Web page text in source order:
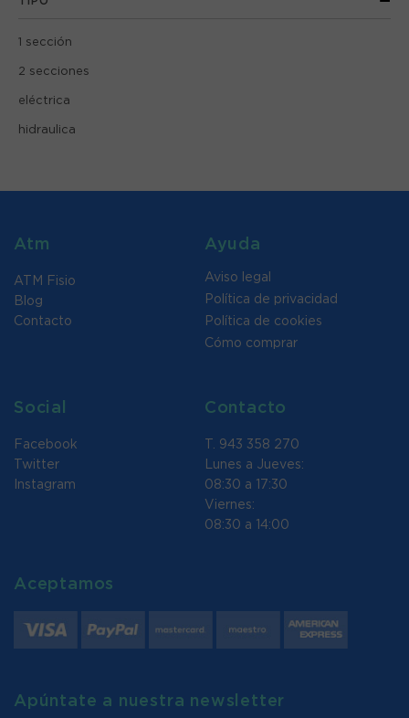
1 sección
2 secciones
eléctrica
hidraulica
Atm
ATM Fisio
Blog
Contacto
Ayuda
Aviso legal
Política de privacidad
Política de cookies
Cómo comprar
Social
Facebook
Twitter
Instagram
Contacto
T. 943 358 270
Lunes a Jueves:
08:30 a 17:30
Viernes:
08:30 a 14:00
Aceptamos
Apúntate a nuestra newsletter